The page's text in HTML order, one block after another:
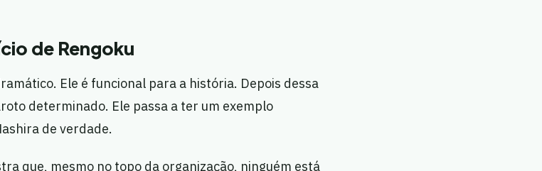
de Rengoku
Ele é funcional para a história. Depois dessa
determinado. Ele passa a ter um exemplo
de verdade.
que, mesmo no topo da organização, ninguém está